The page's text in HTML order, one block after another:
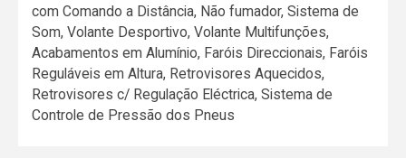
com Comando a Distância, Não fumador, Sistema de
Som, Volante Desportivo, Volante Multifunções,
Acabamentos em Alumínio, Faróis Direccionais, Faróis
Reguláveis em Altura, Retrovisores Aquecidos,
Retrovisores c/ Regulação Eléctrica, Sistema de
Controle de Pressão dos Pneus